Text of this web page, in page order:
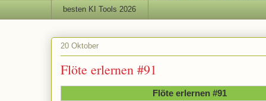
besten KI Tools 2026
20 Oktober
Flöte erlernen #91
Flöte erlernen #91